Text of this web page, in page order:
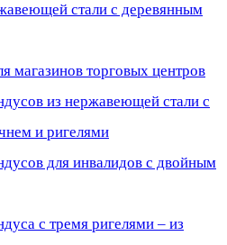
стали с деревянным
магазинов торговых центров
из нержавеющей стали с
и ригелями
для инвалидов с двойным
с тремя ригелями – из